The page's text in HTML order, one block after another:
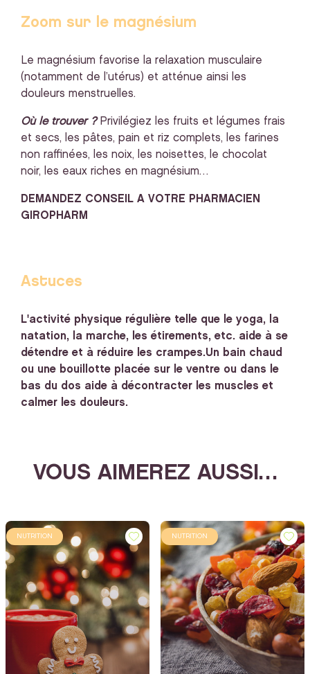
Zoom sur le magnésium
Le magnésium favorise la relaxation musculaire
(notamment de l’utérus) et atténue ainsi les
douleurs menstruelles.
Où le trouver ?Privilégiez les fruits et légumes frais
et secs, les pâtes, pain et riz complets, les farines
non raffinées, les noix, les noisettes, le chocolat
noir, les eaux riches en magnésium…
DEMANDEZ CONSEIL A VOTRE PHARMACIEN
GIROPHARM
Astuces
L'activité physique régulière telle que le yoga, la
natation, la marche, les étirements, etc. aide à se
détendre et à réduire les crampes.Un bain chaud
ou une bouillotte placée sur le ventre ou dans le
bas du dos aide à décontracter les muscles et
calmer les douleurs.
VOUS AIMEREZ AUSSI…
NUTRITION NUTRITION